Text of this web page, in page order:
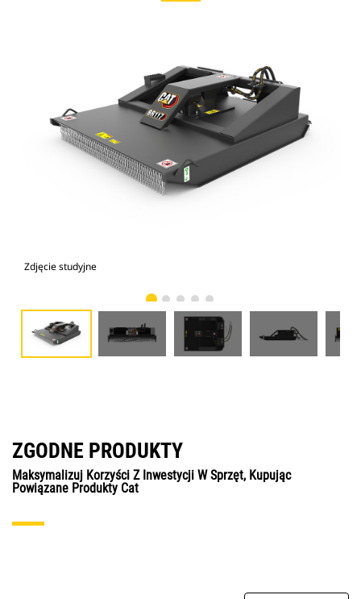
Zdjęcie studyjne
ZGODNE PRODUKTY
Maksymalizuj Korzyści Z Inwestycji W Sprzęt, Kupując
Powiązane Produkty Cat